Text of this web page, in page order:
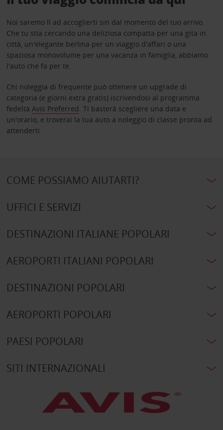
Noi saremo lì ad accoglierti sin dal momento del tuo arrivo.
Che tu stia cercando una deliziosa compatta per una gita in
città, un'elegante berlina per un viaggio d'affari o una
spaziosa monovolume per una vacanza in famiglia, abbiamo
l'auto che fa per te.
Chi noleggia di frequente può ottenere un upgrade di
categoria (e giorni extra gratis) iscrivendosi al programma
fedeltà Avis Preferred. Ti basterà scegliere una data e
un'orario, e troverai la tua auto a noleggio di classe pronta ad
attenderti.
COME POSSIAMO AIUTARTI?
UFFICI E SERVIZI
DESTINAZIONI ITALIANE POPOLARI
AEROPORTI ITALIANI POPOLARI
DESTINAZIONI POPOLARI
AEROPORTI POPOLARI
PAESI POPOLARI
SITI INTERNAZIONALI